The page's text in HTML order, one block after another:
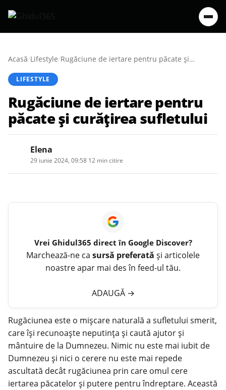
Acasă/Lifestyle/ Rugăciune de iertare pentru păcate și curățirea sufletului
LIFESTYLE
Rugăciune de iertare pentru
păcate și curățirea sufletului
Elena
29 iunie 2024, 09:58 12 min citire
Vrei Ghidul365 direct în Google Discover?
Marchează-ne ca sursă preferată și articolele
noastre apar mai des în feed-ul tău.
ADAUGĂ →
Rugăciunea este o mișcare naturală a sufletului smerit,
care își recunoaște neputința și caută ajutor și
mântuire de la Dumnezeu. Nimic nu este mai iubit de
Dumnezeu și nici o cerere nu este mai repede
ascultată decât rugăciunea prin care omul cere
iertarea păcatelor și putere pentru îndreptare. Această